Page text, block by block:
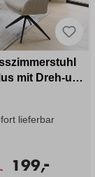
mit Dreh-und
lieferbar
199,
-